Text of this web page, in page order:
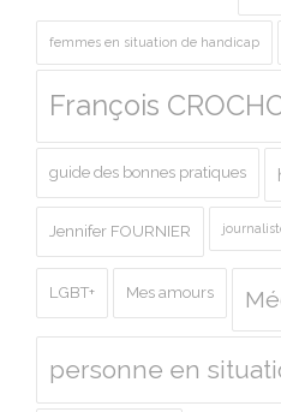
femmes en situation de handicap
François
guide des bonnes pratiques
Jennifer FOURNIER
LGBT+ Mes amours
personne en